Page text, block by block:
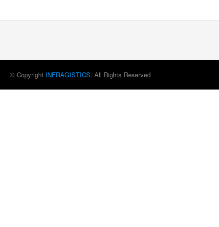
© Copyright INFRAGISTICS. All Rights Reserved